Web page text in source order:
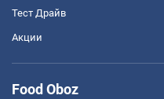
Тест Драйв
Акции
Food Oboz